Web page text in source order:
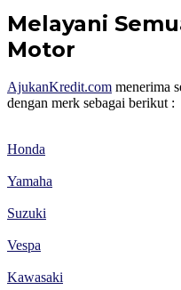
Melayani
Motor
AjukanKredit.com menerima
dengan merk sebagai berikut :
Honda
Yamaha
Suzuki
Vespa
Kawasaki